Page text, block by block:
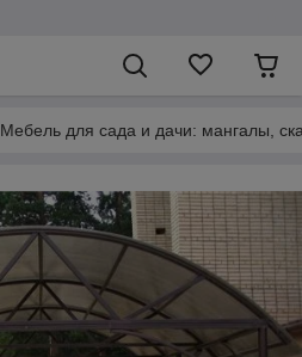
Мебель для сада и дачи: мангалы,